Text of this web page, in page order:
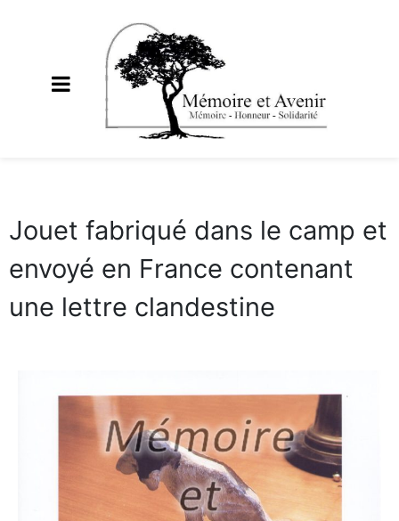
Jouet fabriqué dans le camp et
envoyé en France contenant
une lettre clandestine